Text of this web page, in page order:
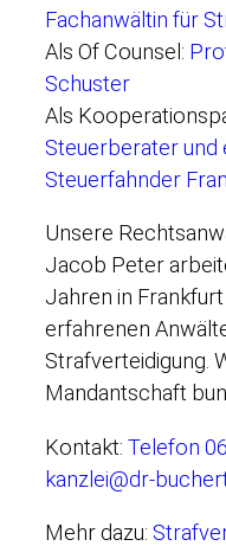
Fachanwältin für
Als Of Counsel:
Schuster
Als
Steuerberater und
Steuerfahnder
Unsere
Jacob Peter
Jahren in
erfahrenen
Strafverteidigung.
Mandantschaft
Kontakt: Telefon
kanzlei@dr-
Mehr dazu: